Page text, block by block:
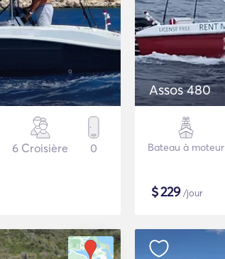
6 Croisière 0
Assos 480
Bateau à moteur
$229/jour